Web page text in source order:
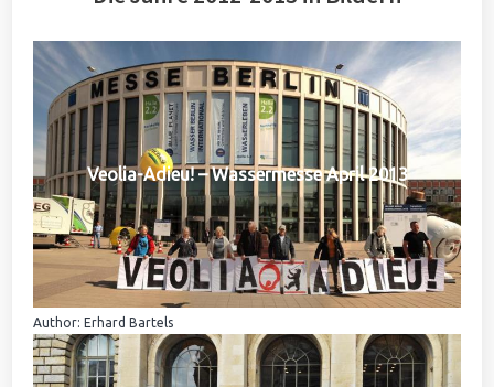
Veolia-Adieu! – Wassermesse April 2013
Author: Erhard Bartels